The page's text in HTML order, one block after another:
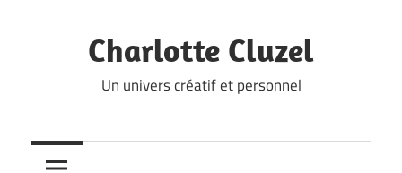
Charlotte Cluzel
Un univers créatif et personnel